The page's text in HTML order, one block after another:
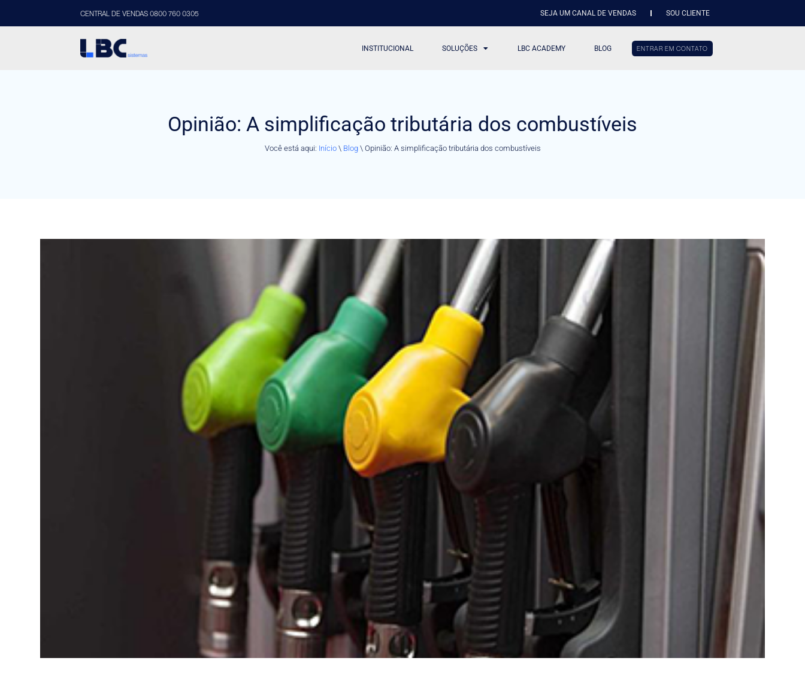
CENTRAL DE VENDAS 0800 760 0305 SEJA UM CANAL DE VENDAS SOU CLIENTE
INSTITUCIONAL SOLUÇÕES LBC ACADEMY BLOG ENTRAR EM CONTATO
Opinião: A simplificação tributária dos combustíveis
Você está aqui: Início\ Blog\ Opinião: A simplificação tributária dos combustíveis